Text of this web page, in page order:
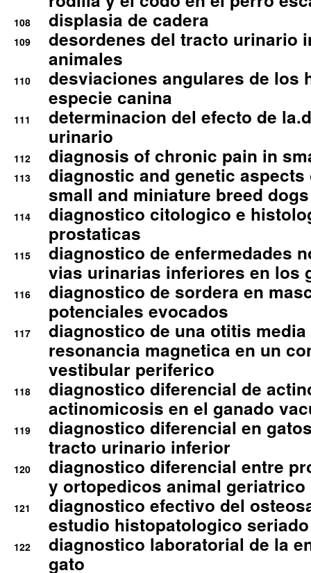
108 displasia de cadera
109
desordenes del tracto urinario
animales
110
desviaciones angulares de los
especie canina
111
determinacion del efecto de
urinario
112 diagnosis of chronic pain in
113
diagnostic and genetic
small and miniature breed
114
diagnostico citologico e
prostaticas
115
diagnostico de enfermedades
vias urinarias inferiores en los
116
diagnostico de sordera en
potenciales evocados
117
diagnostico de una otitis
resonancia magnetica en un
vestibular periferico
118
diagnostico diferencial de
actinomicosis en el ganado
119
diagnostico diferencial en
tracto urinario inferior
120
diagnostico diferencial entre
y ortopedicos animal geriatrico
121
diagnostico efectivo del
estudio histopatologico seriado
122
diagnostico laboratorial de la
gato